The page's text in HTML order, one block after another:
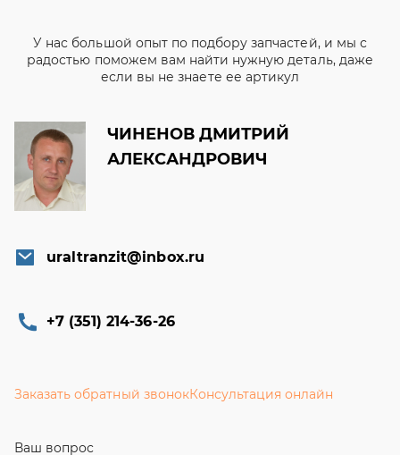
У нас большой опыт по подбору запчастей, и мы с
радостью поможем вам найти нужную деталь, даже
если вы не знаете ее артикул
ЧИНЕНОВ ДМИТРИЙ
АЛЕКСАНДРОВИЧ
uraltranzit@inbox.ru
+7 (351) 214-36-26
Заказать обратный звонокКонсультация онлайн
Ваш вопрос